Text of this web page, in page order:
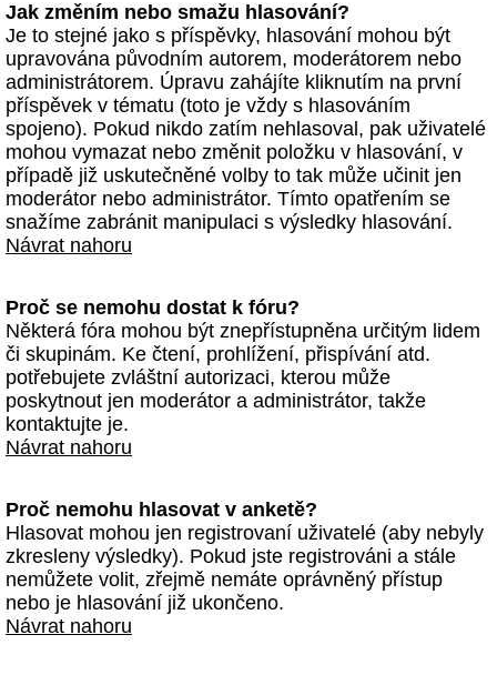
Jak změním nebo smažu hlasování?
Je to stejné jako s příspěvky, hlasování mohou být
upravována původním autorem, moderátorem nebo
administrátorem. Úpravu zahájíte kliknutím na první
příspěvek v tématu (toto je vždy s hlasováním
spojeno). Pokud nikdo zatím nehlasoval, pak uživatelé
mohou vymazat nebo změnit položku v hlasování, v
případě již uskutečněné volby to tak může učinit jen
moderátor nebo administrátor. Tímto opatřením se
snažíme zabránit manipulaci s výsledky hlasování.
Návrat nahoru
Proč se nemohu dostat k fóru?
Některá fóra mohou být znepřístupněna určitým lidem
či skupinám. Ke čtení, prohlížení, přispívání atd.
potřebujete zvláštní autorizaci, kterou může
poskytnout jen moderátor a administrátor, takže
kontaktujte je.
Návrat nahoru
Proč nemohu hlasovat v anketě?
Hlasovat mohou jen registrovaní uživatelé (aby nebyly
zkresleny výsledky). Pokud jste registrováni a stále
nemůžete volit, zřejmě nemáte oprávněný přístup
nebo je hlasování již ukončeno.
Návrat nahoru